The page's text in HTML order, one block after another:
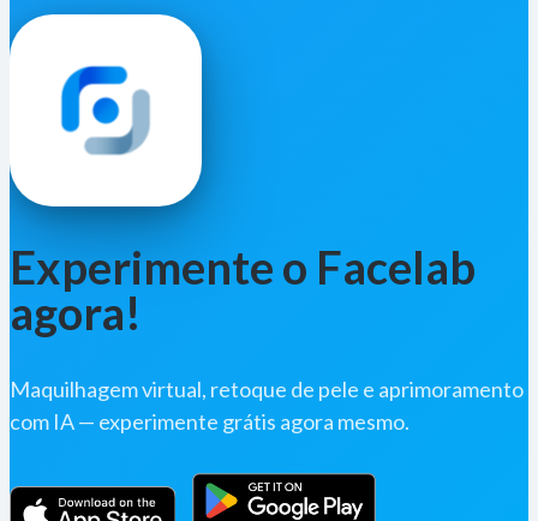
Experimente o Facelab
agora!
Maquilhagem virtual, retoque de pele e aprimoramento
com IA — experimente grátis agora mesmo.